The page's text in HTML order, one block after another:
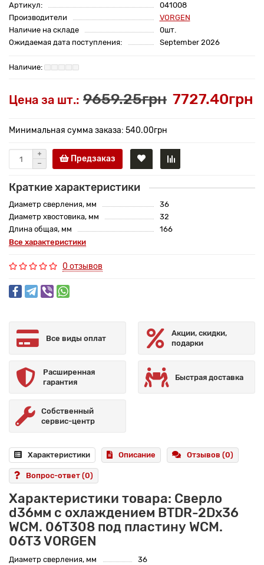
Артикул:
041008
Производители
VORGEN
Наличие на складе
0шт.
Ожидаемая дата поступления:
September 2026
Цена за шт.: 9659.25грн 7727.40грн
Минимальная сумма заказа: 540.00грн
Предзаказ
Краткие характеристики
Диаметр сверления, мм
36
Диаметр хвостовика, мм
32
Длина общая, мм
166
Все характеристики
0 отзывов
Все виды оплат
Акции, скидки,
подарки
Расширенная
гарантия
Быстрая доставка
Собственный
сервис-центр
Характеристики Описание Отзывов (0)
Вопрос-ответ (0)
Характеристики товара: Сверло
d36мм с охлаждением BTDR-2Dx36
WCM. 06T308 под пластину WCM.
06T3 VORGEN
Диаметр сверления, мм
36